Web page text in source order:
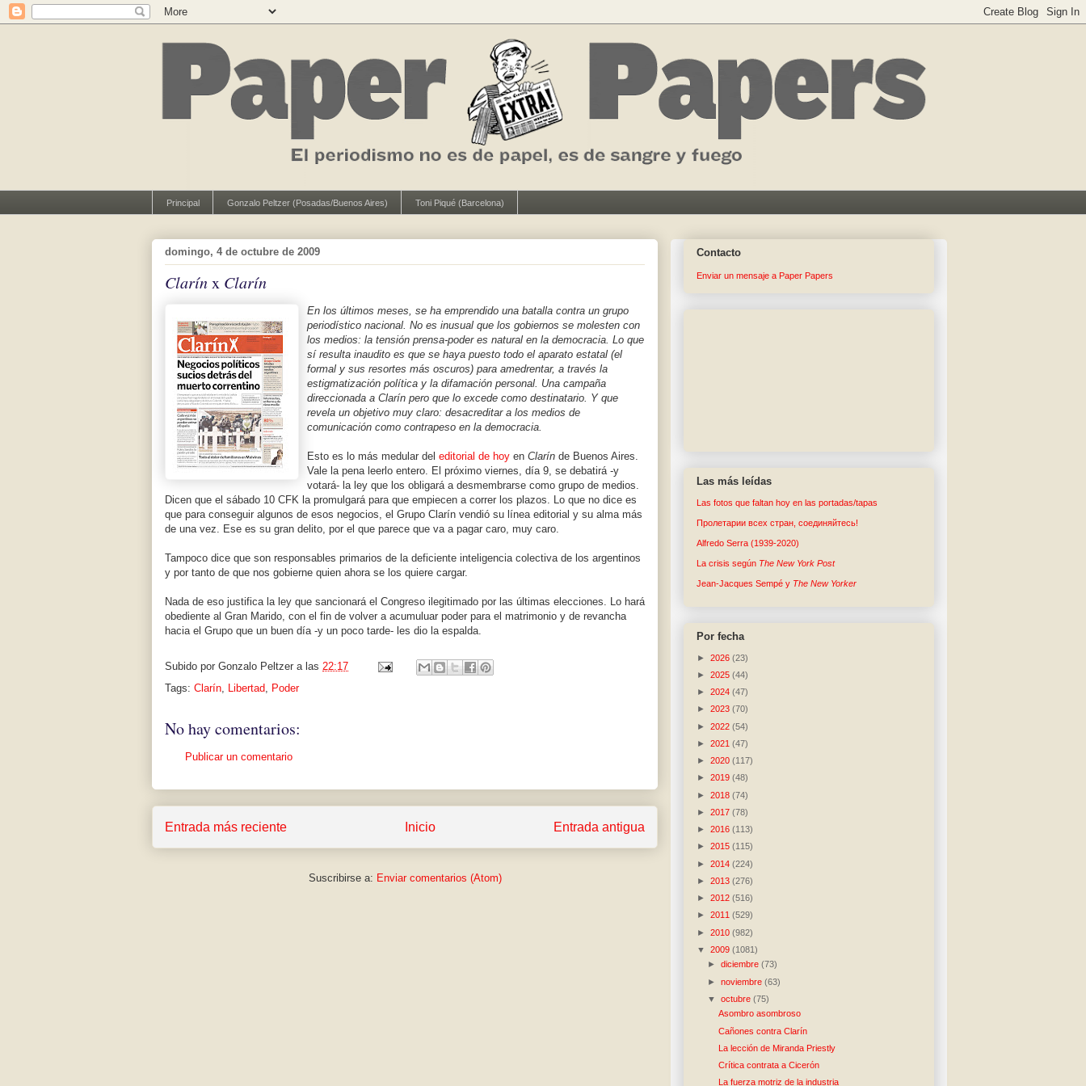
Principal Gonzalo Peltzer (Posadas/Buenos Aires) Toni Piqué (Barcelona)
domingo, 4 de octubre de 2009
Clarínx Clarín
En los últimos meses, se ha emprendido una batalla contra un grupo
periodístico nacional. No es inusual que los gobiernos se molesten con
los medios: la tensión prensa-poder es natural en la democracia. Lo que
sí resulta inaudito es que se haya puesto todo el aparato estatal (el
formal y sus resortes más oscuros) para amedrentar, a través la
estigmatización política y la difamación personal. Una campaña
direccionada a Clarín pero que lo excede como destinatario. Y que
revela un objetivo muy claro: desacreditar a los medios de
comunicación como contrapeso en la democracia.
Esto es lo más medular del editorial de hoy en Clarín de Buenos Aires.
Vale la pena leerlo entero. El próximo viernes, día 9, se debatirá -y
votará- la ley que los obligará a desmembrarse como grupo de medios.
Dicen que el sábado 10 CFK la promulgará para que empiecen a correr los plazos. Lo que no dice es
que para conseguir algunos de esos negocios, el Grupo Clarín vendió su línea editorial y su alma más
de una vez. Ese es su gran delito, por el que parece que va a pagar caro, muy caro.
Tampoco dice que son responsables primarios de la deficiente inteligencia colectiva de los argentinos
y por tanto de que nos gobierne quien ahora se los quiere cargar.
Nada de eso justifica la ley que sancionará el Congreso ilegitimado por las últimas elecciones. Lo hará
obediente al Gran Marido, con el fin de volver a acumuluar poder para el matrimonio y de revancha
hacia el Grupo que un buen día -y un poco tarde- les dio la espalda.
Subido por Gonzalo Peltzer a las 22:17
Tags: Clarín, Libertad, Poder
No hay comentarios:
Publicar un comentario
Entrada más reciente Entrada antigua
Inicio
Suscribirse a: Enviar comentarios (Atom)
Contacto
Enviar un mensaje a Paper Papers
Las más leídas
Las fotos que faltan hoy en las portadas/tapas
Пролетарии всех стран, соединяйтесь!
Alfredo Serra (1939-2020)
La crisis según The New York Post
Jean-Jacques Sempé y The New Yorker
Por fecha
► 2026 (23)
► 2025 (44)
► 2024 (47)
► 2023 (70)
► 2022 (54)
► 2021 (47)
► 2020 (117)
► 2019 (48)
► 2018 (74)
► 2017 (78)
► 2016 (113)
► 2015 (115)
► 2014 (224)
► 2013 (276)
► 2012 (516)
► 2011 (529)
► 2010 (982)
▼ 2009 (1081)
►diciembre(73)
►noviembre(63)
▼octubre(75)
Asombro asombroso
Cañones contra Clarín
La lección de Miranda Priestly
Crítica contrata a Cicerón
La fuerza motriz de la industria